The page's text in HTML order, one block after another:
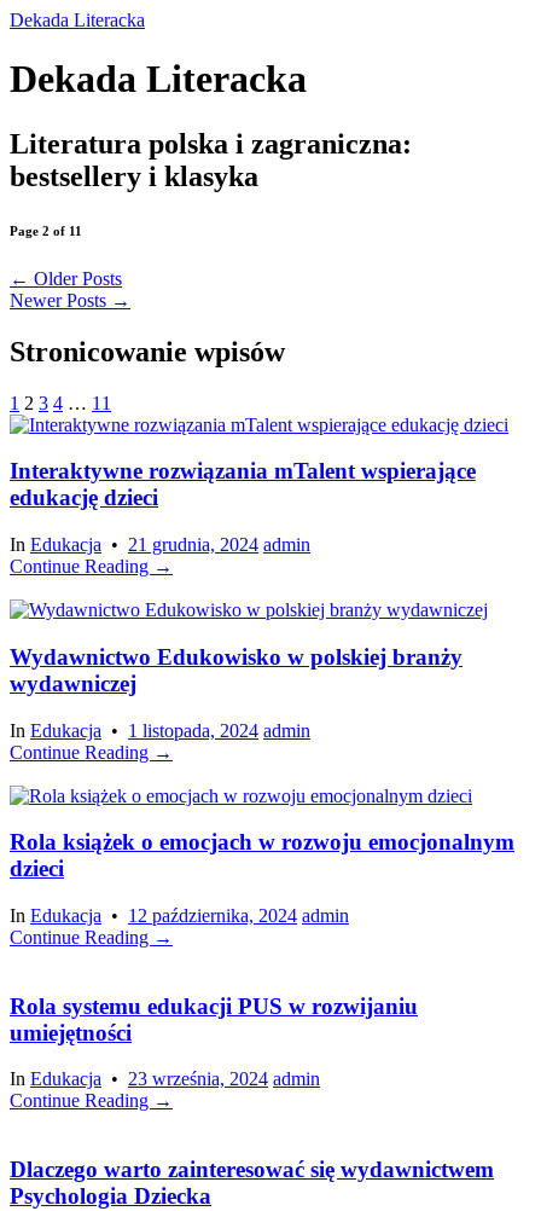
Dekada Literacka
Dekada Literacka
Literatura polska i zagraniczna:
bestsellery i klasyka
Page 2 of 11
← Older Posts
Newer Posts →
Stronicowanie wpisów
1 2 3 4 … 11
Interaktywne rozwiązania mTalent wspierające
edukację dzieci
In Edukacja • 21 grudnia, 2024 admin
Continue Reading →
Wydawnictwo Edukowisko w polskiej branży
wydawniczej
In Edukacja • 1 listopada, 2024 admin
Continue Reading →
Rola książek o emocjach w rozwoju emocjonalnym
dzieci
In Edukacja • 12 października, 2024 admin
Continue Reading →
Rola systemu edukacji PUS w rozwijaniu
umiejętności
In Edukacja • 23 września, 2024 admin
Continue Reading →
Dlaczego warto zainteresować się wydawnictwem
Psychologia Dziecka